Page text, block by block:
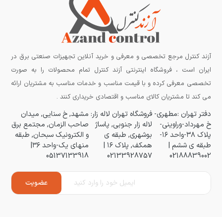
آزند کنترل مرجع تخصصی و معرفی و خرید آنلاین تجهیزات صنعتی برق در
ایران است ، فروشگاه اینترنتی آزند کنترل تمام محصولات را به صورت
تخصصی معرفی کرده و با قیمت مناسب و خدمات مناسب به مشتریان ارائه
می کند تا مشتریان کالای مناسب و اقتصادی خریداری کنند .
دفتر تهران :مطهری-
خ مهرداد-وراوینی-
پلاک ۳۸-واحد ۱۶-
طبقه ی ششم |
02188839002
فروشگاه تهران لاله زار:
لاله زار جنوبی, پاساژ
بوشهری, طبقه ی
همکف, پلاک ۱۶ |
02133928757
مشهد, خ سنایی, میدان
صاحب الزمان, مجتمع برق
و الکترونیک سبحان, طبقه
منهای یک-واحد ۳۶|
05137133918